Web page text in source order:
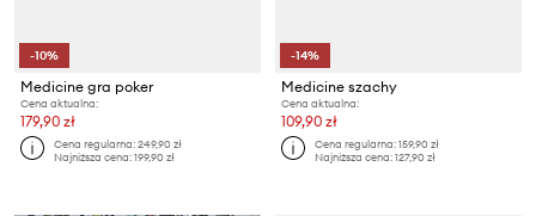
-10%
Medicine gra poker
Cena aktualna:
179,90 zł
Cena regularna:249,90 zł
Najniższa cena:199,90 zł
-14%
Medicine szachy
Cena aktualna:
109,90 zł
Cena regularna:159,90 zł
Najniższa cena:127,90 zł